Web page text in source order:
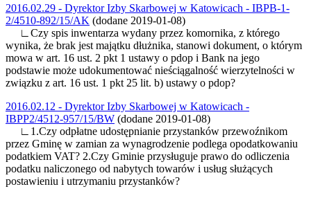
2016.02.29 - Dyrektor Izby Skarbowej w Katowicach - IBPB-1-
2/4510-892/15/AK (dodane 2019-01-08)
∟Czy spis inwentarza wydany przez komornika, z którego
wynika, że brak jest majątku dłużnika, stanowi dokument, o którym
mowa w art. 16 ust. 2 pkt 1 ustawy o pdop i Bank na jego
podstawie może udokumentować nieściągalność wierzytelności w
związku z art. 16 ust. 1 pkt 25 lit. b) ustawy o pdop?
2016.02.12 - Dyrektor Izby Skarbowej w Katowicach -
IBPP2/4512-957/15/BW (dodane 2019-01-08)
∟1.Czy odpłatne udostępnianie przystanków przewoźnikom
przez Gminę w zamian za wynagrodzenie podlega opodatkowaniu
podatkiem VAT? 2.Czy Gminie przysługuje prawo do odliczenia
podatku naliczonego od nabytych towarów i usług służących
postawieniu i utrzymaniu przystanków?